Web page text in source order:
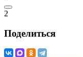
2
Поделиться